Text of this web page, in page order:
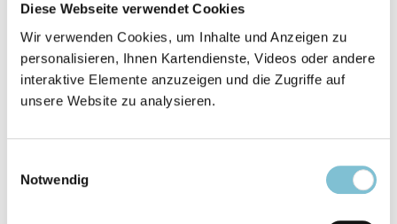
Diese Webseite verwendet Cookies
Wir verwenden Cookies, um Inhalte und Anzeigen zu
personalisieren, Ihnen Kartendienste, Videos oder andere
interaktive Elemente anzuzeigen und die Zugriffe auf
unsere Website zu analysieren.
Notwendig
Experiment soll ein Proband vorhersagen, ob bei
einer langen Serie von Nullen und Einsen als
Nächstes eine Null oder eine Eins folgt. Die
Trefferquote in derartigen Studien liegt etwa bei 51
Prozent, also nur geringfügig über einem zufälligen
Treffer (50 Prozent). Der Unterschied ist so klein,
streiten, ob es sich um reale Effekte oder